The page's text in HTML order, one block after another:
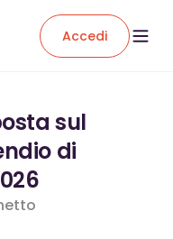
Accedi
sul
di